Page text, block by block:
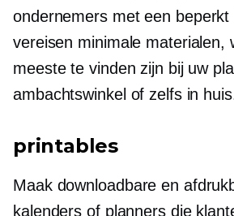
ondernemers met een
vereisen minimale materialen,
meeste te vinden zijn bij uw
ambachtswinkel of zelfs in
printables
Maak downloadbare en
kalenders of planners die